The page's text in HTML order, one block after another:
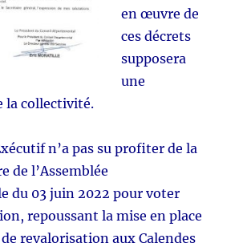
en œuvre de
ces décrets
supposera
une
la collectivité.
n’a pas su profiter de la
de l’Assemblée
du 03 juin 2022 pour voter
repoussant la mise en place
revalorisation aux Calendes